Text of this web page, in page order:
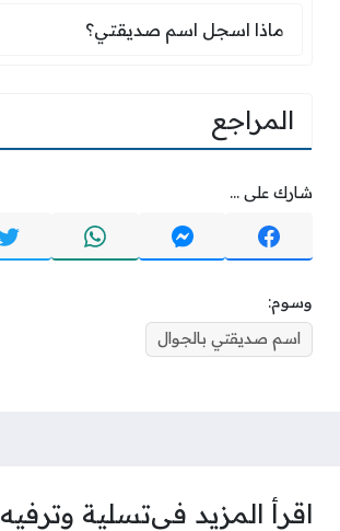
ماذا اسجل اسم صديقتي؟
ماذا اسجل اسم صديقتي؟
المراجع
شارك على ...
وسوم:
اسم صديقتي بالجوال
اقرأ المزيد فيتسلية وترفيه